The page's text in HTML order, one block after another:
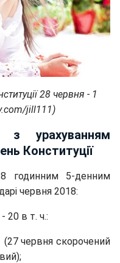
28 червня - 1
jill111)
з урахуванням
Конституції
годинним 5-денним
червня 2018:
20 в т. ч.:
(27 червня скорочений